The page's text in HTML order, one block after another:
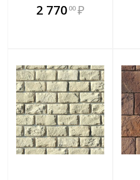
2 770 00 ₽
В
В комплекте
всегда выгоднее!